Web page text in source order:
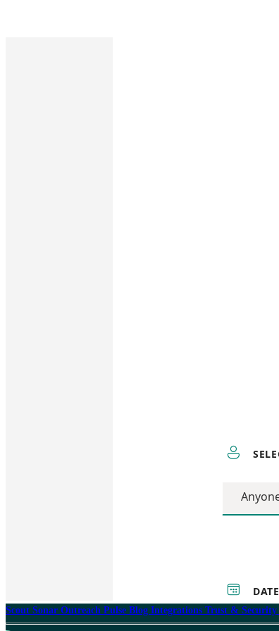
Scout Sonar Outreach Pulse Blog Integrations Trust & Security